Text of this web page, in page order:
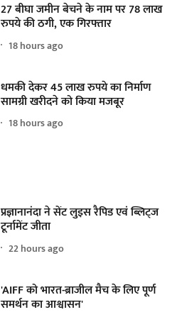
27 बीघा जमीन बेचने के नाम पर 78 लाख
रुपये की ठगी, एक गिरफ्तार
18 hours ago
धमकी देकर 45 लाख रुपये का निर्माण
सामग्री खरीदने को किया मजबूर
18 hours ago
प्रज्ञानानंदा ने सेंट लुइस रैपिड एवं ब्लिट्ज
टूर्नामेंट जीता
22 hours ago
'AIFF को भारत-ब्राजील मैच के लिए पूर्ण
समर्थन का आश्वासन'